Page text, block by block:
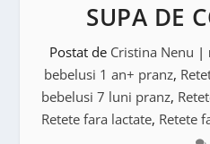
SUPA DE
Postat de Cristina Nenu |
bebelusi 1 an+ pranz,
bebelusi 7 luni pranz,
Retete fara lactate, Retete